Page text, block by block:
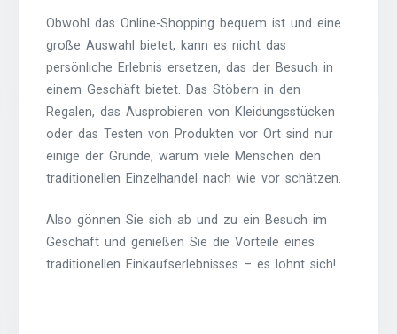
Obwohl das Online-Shopping bequem ist und eine
große Auswahl bietet, kann es nicht das
persönliche Erlebnis ersetzen, das der Besuch in
einem Geschäft bietet. Das Stöbern in den
Regalen, das Ausprobieren von Kleidungsstücken
oder das Testen von Produkten vor Ort sind nur
einige der Gründe, warum viele Menschen den
traditionellen Einzelhandel nach wie vor schätzen.
Also gönnen Sie sich ab und zu ein Besuch im
Geschäft und genießen Sie die Vorteile eines
traditionellen Einkaufserlebnisses – es lohnt sich!